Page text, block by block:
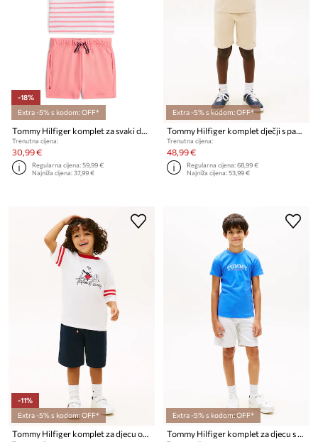
-18%
Extra -5% s kodom: OFF*
Tommy Hilfiger komplet za svaki dan za djecu od pamuka
Trenutna cijena:
30,99 €
Regularna cijena:59,99 €
Najniža cijena:37,99 €
Extra -5% s kodom: OFF*
Tommy Hilfiger komplet dječji s pamukom
Trenutna cijena:
48,99 €
Regularna cijena:68,99 €
Najniža cijena:53,99 €
-11%
Extra -5% s kodom: OFF*
Tommy Hilfiger komplet za djecu od pamuka
Extra -5% s kodom: OFF*
Tommy Hilfiger komplet za djecu s pamukom